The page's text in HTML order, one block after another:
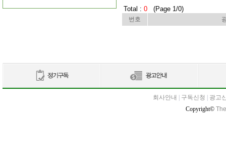
Total : 0 (Page 1/0)
번호
회사안내 구독신청
광고
Copyright©